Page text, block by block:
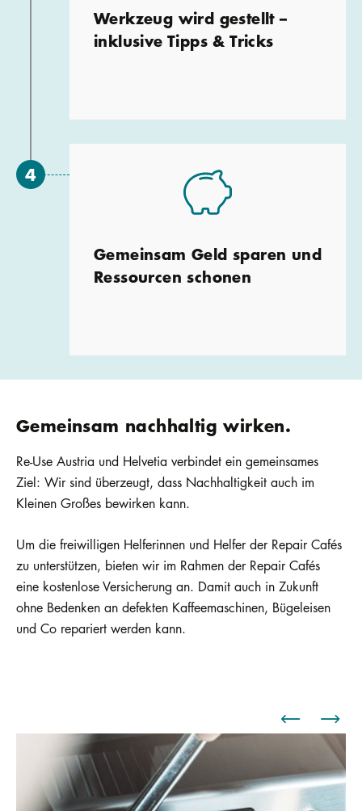
Werkzeug wird gestellt –
inklusive Tipps & Tricks
Gemeinsam Geld sparen und
Ressourcen schonen
Gemeinsam nachhaltig wirken.
Re-Use Austria und Helvetia verbindet ein gemeinsames
Ziel: Wir sind überzeugt, dass Nachhaltigkeit auch im
Kleinen Großes bewirken kann.
Um die freiwilligen Helferinnen und Helfer der Repair Cafés
zu unterstützen, bieten wir im Rahmen der Repair Cafés
eine kostenlose Versicherung an. Damit auch in Zukunft
ohne Bedenken an defekten Kaffeemaschinen, Bügeleisen
und Co repariert werden kann.